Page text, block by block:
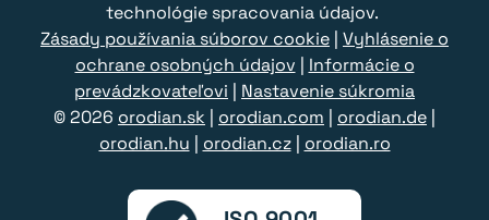
technológie spracovania údajov.
Zásady používania súborov cookie Vyhlásenie o
ochrane osobných údajov
Informácie o
prevádzkovateľovi
Nastavenie súkromia
© 2026 orodian.sk orodian.com orodian.de
orodian.hu
orodian.cz| orodian.ro